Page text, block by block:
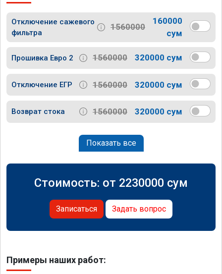
Отключение сажевого
фильтра
1560000
160000
сум
Прошивка Евро 2 1560000 320000 сум
Отключение ЕГР 1560000 320000 сум
Возврат стока 1560000 320000 сум
Показать все
Стоимость: от 2230000 сум
Записаться Задать вопрос
Примеры наших работ: